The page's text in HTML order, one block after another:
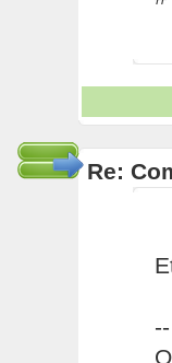
Re:
--